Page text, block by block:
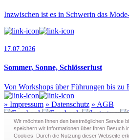
Inzwischen ist es in Schwerin das
17.07.2026
Sommer, Sonne, Schlösserlust
Von Workshops über Führungen bis zu
» Impressum » Datenschutz » AGB
Redaktion · Graf-Schack-Alle 8 ·
Wir möchten Ihnen den bestmöglichen Service
speichern wir Informationen über Ihren Besuch
Cookies. Durch die Nutzung dieser Webseite